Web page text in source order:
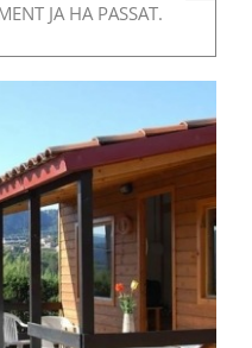
JA HA PASSAT.